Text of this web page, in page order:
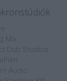
Mix
Dub Studios
Audio